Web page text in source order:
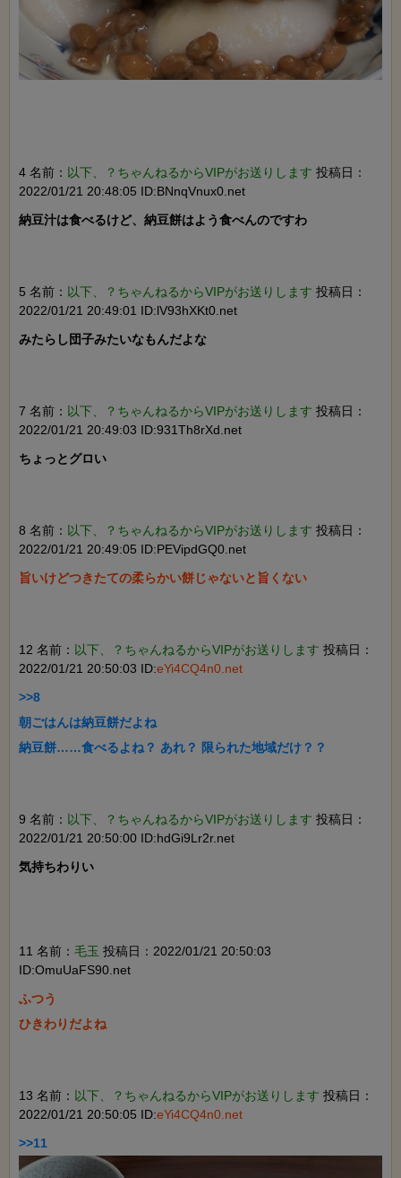
4 名前： 以下、？ちゃんねるからVIPがお送りします 投稿日：
2022/01/21 20:48:05 ID:BNnqVnux0.net
納豆汁は食べるけど、納豆餅はよう食べんのですわ
5 名前： 以下、？ちゃんねるからVIPがお送りします 投稿日：
2022/01/21 20:49:01 ID:lV93hXKt0.net
みたらし団子みたいなもんだよな
7 名前： 以下、？ちゃんねるからVIPがお送りします 投稿日：
2022/01/21 20:49:03 ID:931Th8rXd.net
ちょっとグロい
8 名前： 以下、？ちゃんねるからVIPがお送りします 投稿日：
2022/01/21 20:49:05 ID:PEVipdGQ0.net
旨いけどつきたての柔らかい餅じゃないと旨くない
12 名前： 以下、？ちゃんねるからVIPがお送りします 投稿日：
2022/01/21 20:50:03 ID:eYi4CQ4n0.net
>>8
朝ごはんは納豆餅だよね
納豆餅……食べるよね？ あれ？ 限られた地域だけ？？
9 名前： 以下、？ちゃんねるからVIPがお送りします 投稿日：
2022/01/21 20:50:00 ID:hdGi9Lr2r.net
気持ちわりい
11 名前： 毛玉 投稿日：2022/01/21 20:50:03
ID:OmuUaFS90.net
ふつう
ひきわりだよね
13 名前： 以下、？ちゃんねるからVIPがお送りします 投稿日：
2022/01/21 20:50:05 ID:eYi4CQ4n0.net